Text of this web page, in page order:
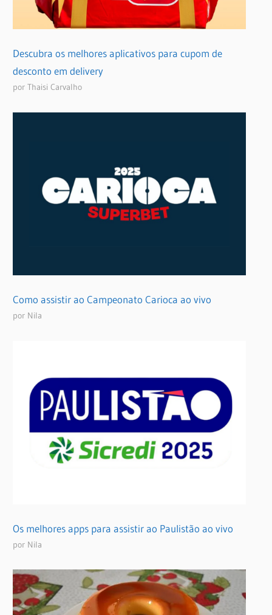
Descubra os melhores aplicativos para cupom de
desconto em delivery
por Thaisi Carvalho
Como assistir ao Campeonato Carioca ao vivo
por Nila
Os melhores apps para assistir ao Paulistão ao vivo
por Nila